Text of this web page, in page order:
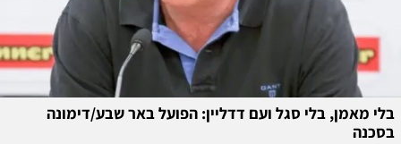
בלי מאמן, בלי סגל ועם דדליין: הפועל באר שבע/דימונה
בסכנה